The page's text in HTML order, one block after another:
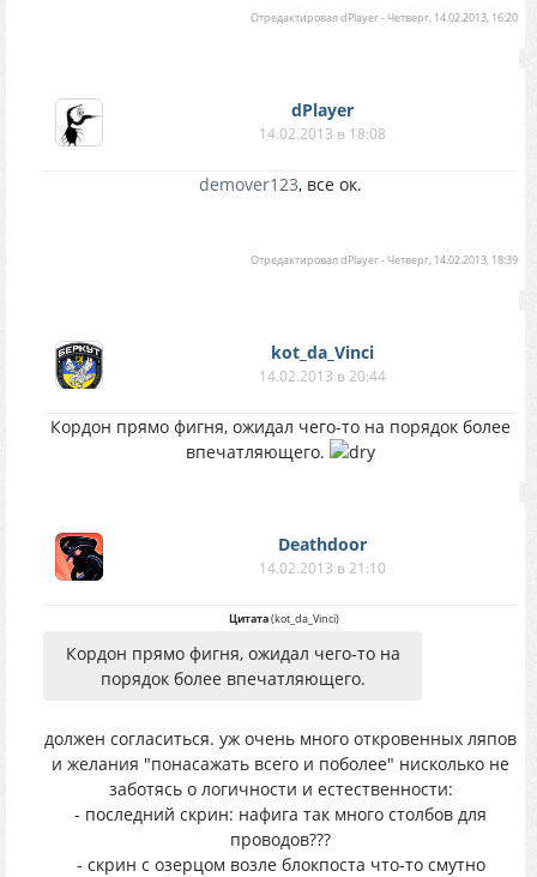
ОтредактировалdPlayer-Четверг, 14.02.2013, 16:20
dPlayer
14.02.2013 в 18:08
demover123, все ок.
ОтредактировалdPlayer-Четверг, 14.02.2013, 18:39
kot_da_Vinci
14.02.2013 в 20:44
Кордон прямо фигня, ожидал чего-то на порядок более
впечатляющего.
Deathdoor
14.02.2013 в 21:10
Цитата(kot_da_Vinci)
Кордон прямо фигня, ожидал чего-то на
порядок более впечатляющего.
должен согласиться. уж очень много откровенных ляпов
и желания "понасажать всего и поболее" нисколько не
заботясь о логичности и естественности:
- последний скрин: нафига так много столбов для
проводов???
- скрин с озерцом возле блокпоста что-то смутно